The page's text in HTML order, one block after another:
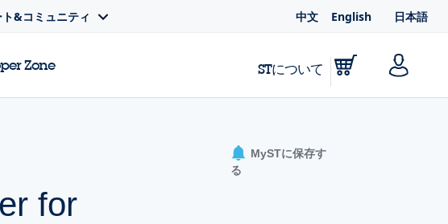
&コミュニティ 中文 English 日本語
Zone STについて
for
MySTに保存す
る